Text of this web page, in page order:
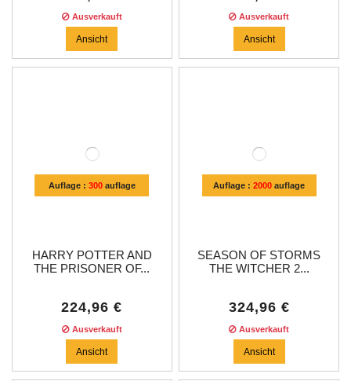
Ausverkauft
Ansicht
Ausverkauft
Ansicht
Auflage : 300auflage
HARRY POTTER AND
THE PRISONER OF...
224,96 €
Ausverkauft
Ansicht
Auflage :2000 auflage
SEASON OF STORMS
THE WITCHER 2...
324,96 €
Ausverkauft
Ansicht